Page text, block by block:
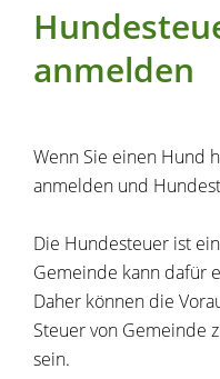
anmelden
Wenn Sie einen Hund
anmelden und
Die Hundesteuer ist
Gemeinde kann dafür
Daher können die
Steuer von Gemeinde
sein.